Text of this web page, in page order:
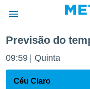
da
Previsão do
09:59 Quinta
Céu Claro